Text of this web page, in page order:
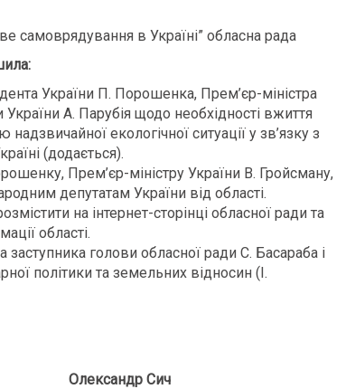
самоврядування в Україні” обласна рада
України П. Порошенка, Прем’єр-міністра
А. Парубія щодо необхідності вжиття
екологічної ситуації у зв’язку з
(додається).
Прем’єр-міністру України В. Гройсману,
депутатам України від області.
на інтернет-сторінці обласної ради та
області.
голови обласної ради С. Басараба і
політики та земельних відносин (І.
Сич